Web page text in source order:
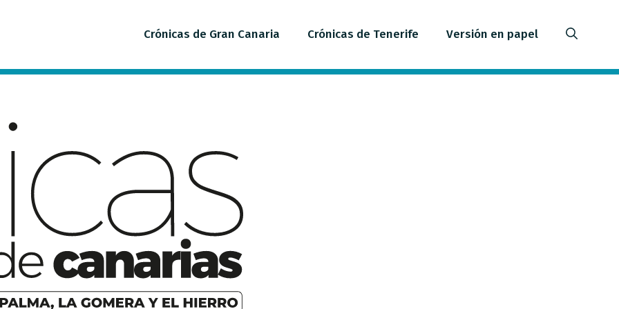
Crónicas de Gran Canaria Crónicas de Tenerife Versión en papel